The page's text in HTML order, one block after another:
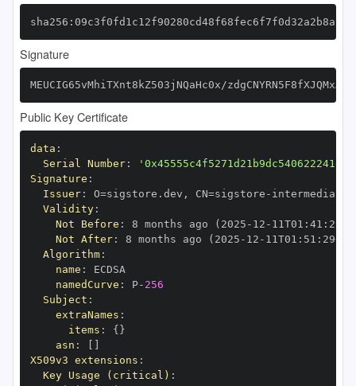
Signature
MEUCIG65vMhiTXnt8kZ503jNQaHc0x/
Public Key Certificate
data :
Serial Number:
Signature :
Issuer: O=sigstore.dev , CN=sigstore -
Validity:
Not Before : 8 months ago (2025 - 12 - 11T01 : 41 :
Not After: 8 months ago (2025 - 12 - 11T01 : 51 : 29+00
Algorithm:
name :
namedCurve : P- 256
Subject :
extraNames :
items : { }
asn :
X509v3 extensions :
Key Usage (critical) :